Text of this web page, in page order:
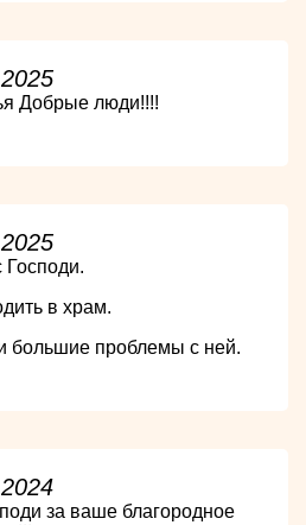
Добрые люди!!!!
в храм.
большие проблемы с ней.
за ваше благородное